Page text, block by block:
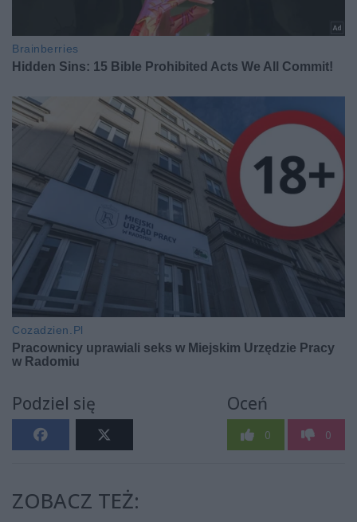
Podziel się Oceń
0 0
ZOBACZ TEŻ: